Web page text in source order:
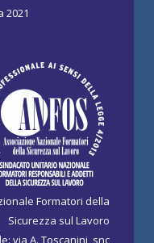
2021
Formatori della
Sicurezza sul Lavoro